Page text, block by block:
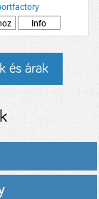
Info
és árak